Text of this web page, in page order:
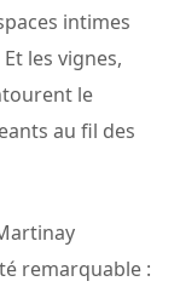
intimes
les vignes,
le
au fil des
remarquable :